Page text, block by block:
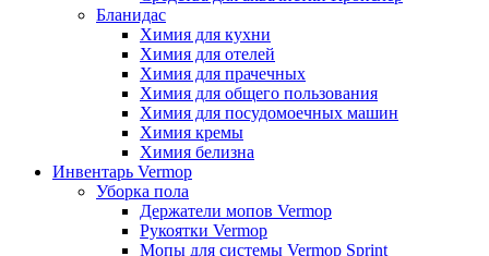
Бланидас
Химия для кухни
Химия для отелей
Химия для прачечных
Химия для общего пользования
Химия для посудомоечных машин
Химия кремы
Химия белизна
Инвентарь Vermop
Уборка пола
Держатели мопов Vermop
Рукоятки Vermop
Мопы для системы Vermop Sprint